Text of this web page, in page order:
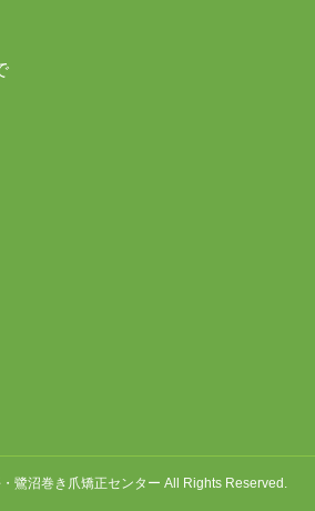
鷺沼巻き爪矯正センター All Rights Reserved.